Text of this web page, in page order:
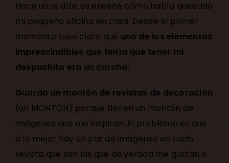
Hace unos días os enseñé cómo había quedado
mi pequeña oficina en casa. Desde el primer
momento tuve claro que uno de los elementos
imprescindibles que tenía que tener mi
despachito era un corcho.
Guardo un montón de revistas de decoración
(un MONTÓN) porque tienen un montón de
imágenes que me inspiran. El problema es que
a lo mejor hay un par de imágenes en cada
revista que son las que de verdad me gustan o